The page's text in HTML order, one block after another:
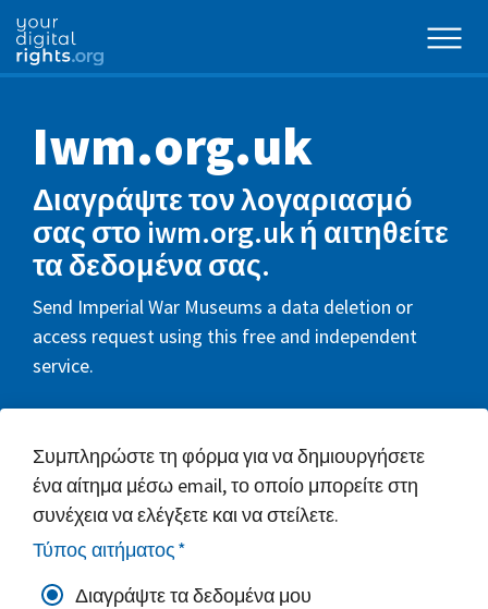
Iwm.org.uk
Διαγράψτε τον λογαριασμό
σας στο iwm.org.uk ή αιτηθείτε
τα δεδομένα σας.
Send Imperial War Museums a data deletion or
access request using this free and independent
service.
Συμπληρώστε τη φόρμα για να δημιουργήσετε
ένα αίτημα μέσω email, το οποίο μπορείτε στη
συνέχεια να ελέγξετε και να στείλετε.
Τύπος αιτήματος*
Διαγράψτε τα δεδομένα μου